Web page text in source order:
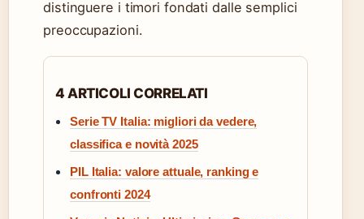
distinguere i timori fondati dalle semplici
preoccupazioni.
4 ARTICOLI CORRELATI
Serie TV Italia: migliori da vedere,
classifica e novità 2025
PIL Italia: valore attuale, ranking e
confronti 2024